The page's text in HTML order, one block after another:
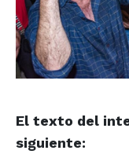
El texto del
siguiente: